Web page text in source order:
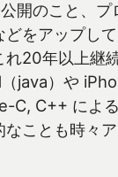
開のこと、プ
をアップし
れ20年以上継
java）や
C, C++ によ
ことも時々